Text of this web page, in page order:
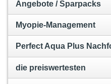
Angebote / Sparpacks
Myopie-Management
Perfect Aqua Plus
die preiswertesten